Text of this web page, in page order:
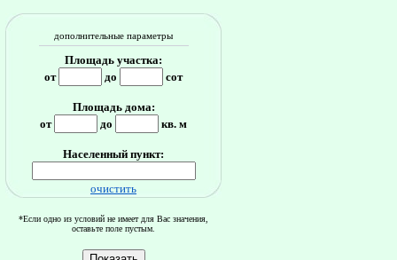
дополнительные параметры
Площадь участка:
от
до сот
Площадь дома:
от
до кв. м
Населенный пункт:
очистить
*Если одно из условий не имеет для Вас значения,
оставьте поле пустым.